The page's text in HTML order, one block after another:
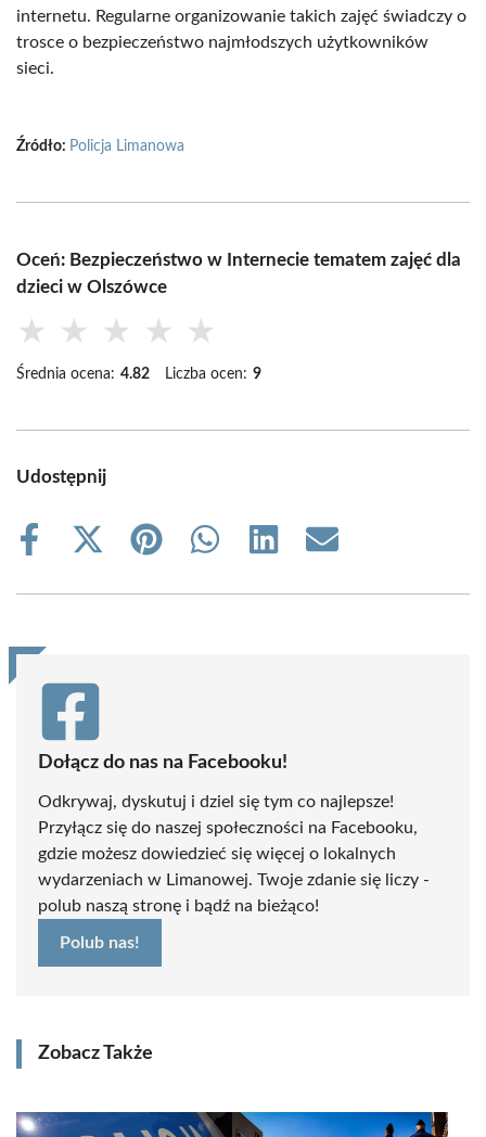
internetu. Regularne organizowanie takich zajęć świadczy o
trosce o bezpieczeństwo najmłodszych użytkowników
sieci.
Źródło: Policja Limanowa
Oceń: Bezpieczeństwo w Internecie tematem zajęć dla
dzieci w Olszówce
★ ★ ★ ★ ★
Średnia ocena: 4.82 Liczba ocen: 9
Udostępnij
Share
Share
(Twitter)
Share
Share
Share
Share
Dołącz do nas na Facebooku!
Odkrywaj, dyskutuj i dziel się tym co najlepsze!
Przyłącz się do naszej społeczności na Facebooku,
gdzie możesz dowiedzieć się więcej o lokalnych
wydarzeniach w Limanowej. Twoje zdanie się liczy -
polub naszą stronę i bądź na bieżąco!
Polub nas!
Zobacz Także